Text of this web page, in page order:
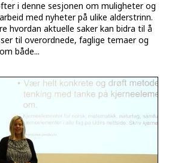
i denne sesjonen om muligheter og
med nyheter på ulike alderstrinn.
hvordan aktuelle saker kan bidra til å
til overordnede, faglige temaer og
både...